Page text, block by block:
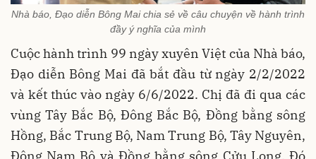
Nhà báo, Đạo diễn Bông Mai chia sẻ về câu chuyện về hành trình
đầy ý nghĩa của mình
Cuộc hành trình 99 ngày xuyên Việt của Nhà báo,
Đạo diễn Bông Mai đã bắt đầu từ ngày 2/2/2022
và kết thúc vào ngày 6/6/2022. Chị đã đi qua các
vùng Tây Bắc Bộ, Đông Bắc Bộ, Đồng bằng sông
Hồng, Bắc Trung Bộ, Nam Trung Bộ, Tây Nguyên,
Đông Nam Bộ và Đồng bằng sông Cửu Long. Đó